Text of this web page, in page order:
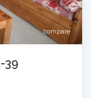
compare
39